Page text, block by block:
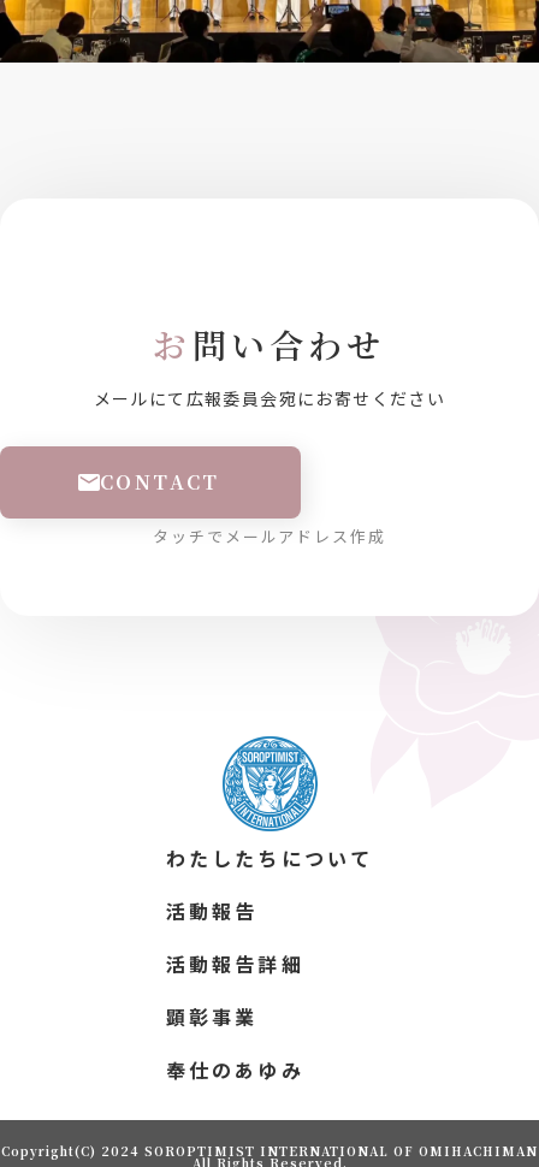
お 問い合わせ
メールにて広報委員会宛にお寄せください
CONTACT
タッチでメールアドレス作成
わたしたちについて
活動報告
活動報告詳細
顕彰事業
奉仕のあゆみ
Copyright(C) 2024 SOROPTIMIST INTERNATIONAL OF OMIHACHIMAN
All Rights Reserved.